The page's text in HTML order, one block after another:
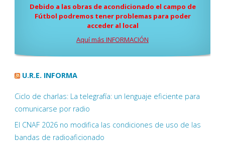
Debido a las obras de acondicionado el campo de
Fútbol podremos tener problemas para poder
acceder al local
Aquí más INFORMACIÓN
U.R.E. INFORMA
Ciclo de charlas: La telegrafía: un lenguaje eficiente para
comunicarse por radio
El CNAF 2026 no modifica las condiciones de uso de las
bandas de radioaficionado